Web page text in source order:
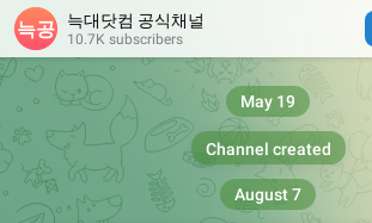
늑대닷컴 공식채널
10.7K subscribers
Channel created
May 19
August 7